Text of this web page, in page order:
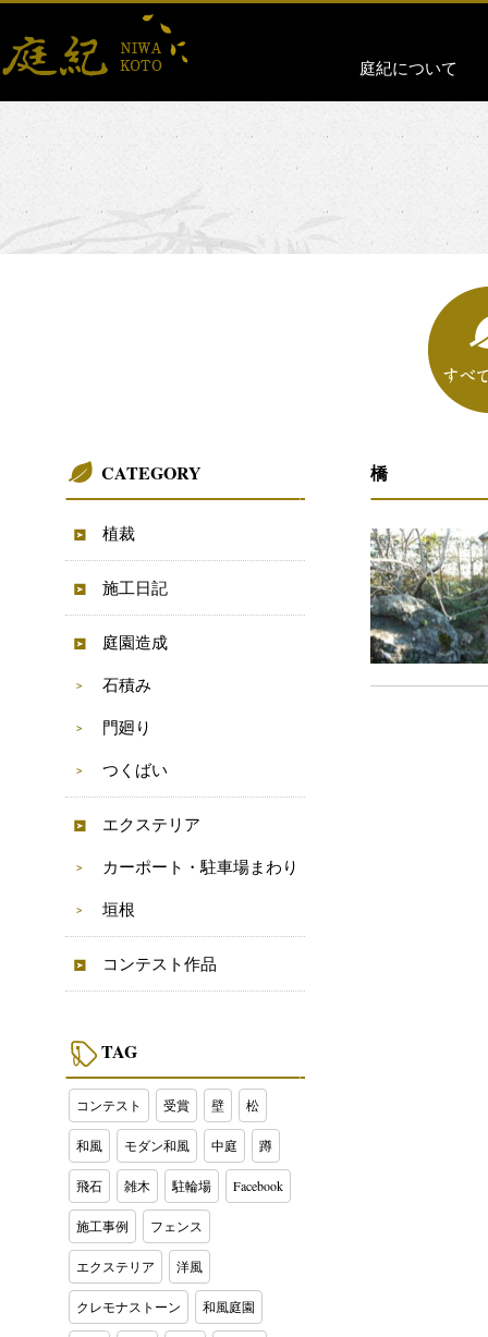
庭紀について
CATEGORY
植裁
施工日記
庭園造成
石積み
門廻り
つくばい
エクステリア
カーポート・駐車場まわり
垣根
コンテスト作品
TAG
コンテスト 受賞 壁 松
和風 モダン和風 中庭 蹲
飛石 雑木 駐輪場 Facebook
施工事例 フェンス
エクステリア 洋風
クレモナストーン 和風庭園
橋